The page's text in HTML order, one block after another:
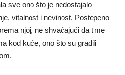
sve ono što je nedostajalo
vitalnost i nevinost. Postepeno
njoj, ne shvaćajući da time
kod kuće, ono što su gradili